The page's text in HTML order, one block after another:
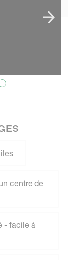
centre de
- facile à